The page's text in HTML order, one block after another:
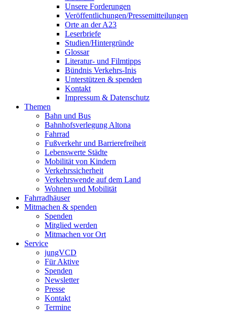
Unsere Forderungen
Veröffentlichungen/Pressemitteilungen
Orte an der A23
Leserbriefe
Studien/Hintergründe
Glossar
Literatur- und Filmtipps
Bündnis Verkehrs-Inis
Unterstützen & spenden
Kontakt
Impressum & Datenschutz
Themen
Bahn und Bus
Bahnhofsverlegung Altona
Fahrrad
Fußverkehr und Barrierefreiheit
Lebenswerte Städte
Mobilität von Kindern
Verkehrssicherheit
Verkehrswende auf dem Land
Wohnen und Mobilität
Fahrradhäuser
Mitmachen & spenden
Spenden
Mitglied werden
Mitmachen vor Ort
Service
jungVCD
Für Aktive
Spenden
Newsletter
Presse
Kontakt
Termine